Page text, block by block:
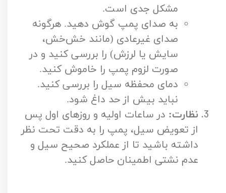
مشکل جدی است.
به صدای پمپ گوش دهید. هرگونه
صدای غیرعادی (مانند خش‌خش،
سایش یا لرزش) را بررسی کنید و در
صورت لزوم پمپ را خاموش کنید.
دمای محفظه سیل را بررسی کنید.
نباید بیش از حد داغ شود.
نظارت: در ساعات اولیه و روزهای اول پس
از تعویض سیل، پمپ را به دقت تحت نظر
داشته باشید تا از عملکرد صحیح سیل و
عدم نشتی اطمینان حاصل کنید.